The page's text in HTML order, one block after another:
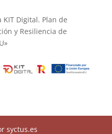
Digital. Plan de
y Resiliencia de
syctus.es